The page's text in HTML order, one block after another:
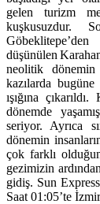
gelen turizm
kuşkusuzdur.
düşünülen
neolitik dönemin
kazılarda
ışığına
dönemde
seriyor. Ayrıca
dönemin
çok farklı
gezimizin
gidiş. Sun
Saat 01:05’te